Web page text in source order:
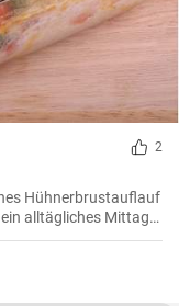
2
Hühnerbrustauflauf
alltägliches Mittag-